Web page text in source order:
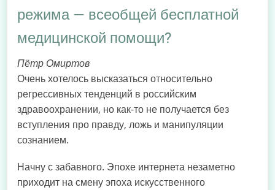
режима — всеобщей бесплатной
медицинской помощи?
Пётр Омиртов
Очень хотелось высказаться относительно
регрессивных тенденций в российским
здравоохранении, но как-то не получается без
вступления про правду, ложь и манипуляции
сознанием.
Начну с забавного. Эпохе интернета незаметно
приходит на смену эпоха искусственного